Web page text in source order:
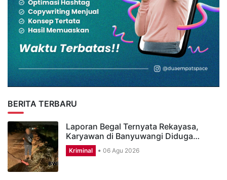
BERITA TERBARU
Laporan Begal Ternyata Rekayasa,
Karyawan di Banyuwangi Diduga…
Kriminal 06 Agu 2026